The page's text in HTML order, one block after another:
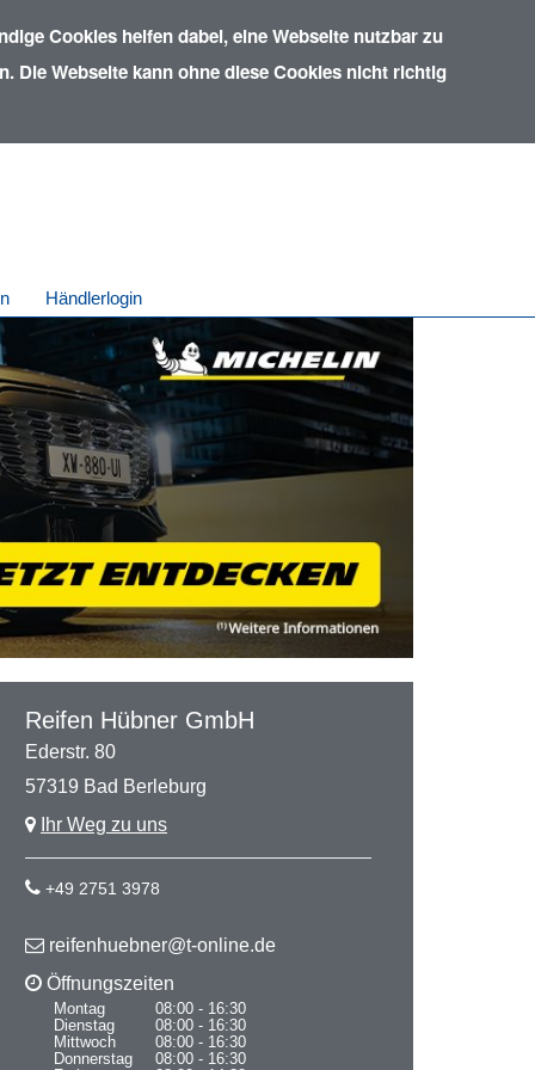
Cookies helfen dabei, eine Webseite nutzbar zu
Die Webseite kann ohne diese Cookies nicht richtig
Händlerlogin
Reifen Hübner GmbH
Ederstr. 80
57319 Bad Berleburg
Ihr Weg zu uns
+49 2751 3978
reifenhuebner@t-online.de
Öffnungszeiten
Montag
08:00 - 16:30
Dienstag
08:00 - 16:30
Mittwoch
08:00 - 16:30
Donnerstag
08:00 - 16:30